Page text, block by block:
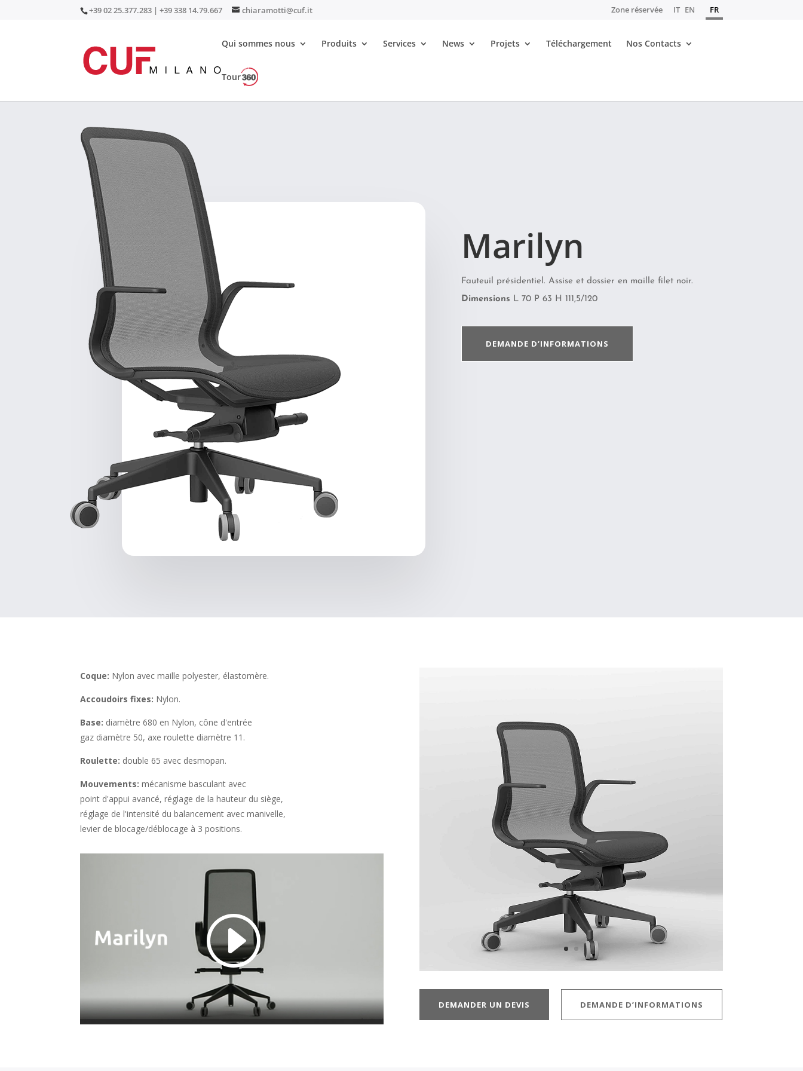
+39 02 25.377.283 | +39 338 14.79.667 chiaramotti@cuf.it Zone réservée IT EN FR
Qui sommes nous Produits Services News Projets Téléchargement Nos Contacts
Tour
/ Marilyn
Marilyn
Fauteuil présidentiel. Assise et dossier en maille filet noir.
Dimensions L 70 P 63 H 111,5/120
DEMANDE D’INFORMATIONS
Coque: Nylon avec maille polyester, élastomère.
Accoudoirs fixes: Nylon.
Base: diamètre 680 en Nylon, cône d'entrée
gaz diamètre 50, axe roulette diamètre 11.
Roulette: double 65 avec desmopan.
Mouvements: mécanisme basculant avec
point d'appui avancé, réglage de la hauteur du siège,
réglage de l'intensité du balancement avec manivelle,
levier de blocage/déblocage à 3 positions.
DEMANDER UN DEVIS DEMANDE D’INFORMATIONS